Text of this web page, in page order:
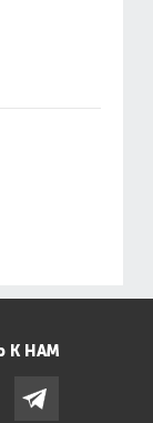
К НАМ